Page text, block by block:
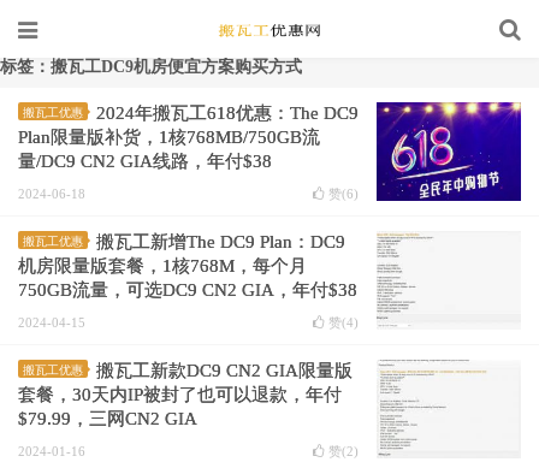
标签：搬瓦工DC9机房便宜方案购买方式
搬瓦工优惠
2024年搬瓦工618优惠：The DC9
Plan限量版补货，1核768MB/750GB流
量/DC9 CN2 GIA线路，年付$38
2024-06-18 赞(6)
搬瓦工优惠
搬瓦工新增The DC9 Plan：DC9
机房限量版套餐，1核768M，每个月
750GB流量，可选DC9 CN2 GIA，年付$38
2024-04-15 赞(4)
搬瓦工优惠
搬瓦工新款DC9 CN2 GIA限量版
套餐，30天内IP被封了也可以退款，年付
$79.99，三网CN2 GIA
2024-01-16 赞(2)